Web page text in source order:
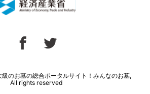
のお墓の総合ポータルサイト！みんなのお墓,
All rights reserved